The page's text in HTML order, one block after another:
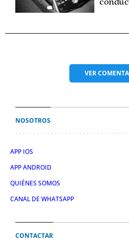
VER
NOSOTROS
APP IOS
APP ANDROID
QUIÉNES SOMOS
CANAL DE WHATSAPP
CONTACTAR